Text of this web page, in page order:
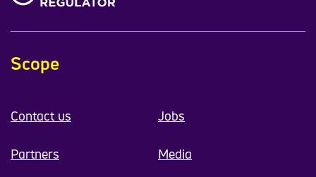
Scope
Contact us Jobs
Partners Media